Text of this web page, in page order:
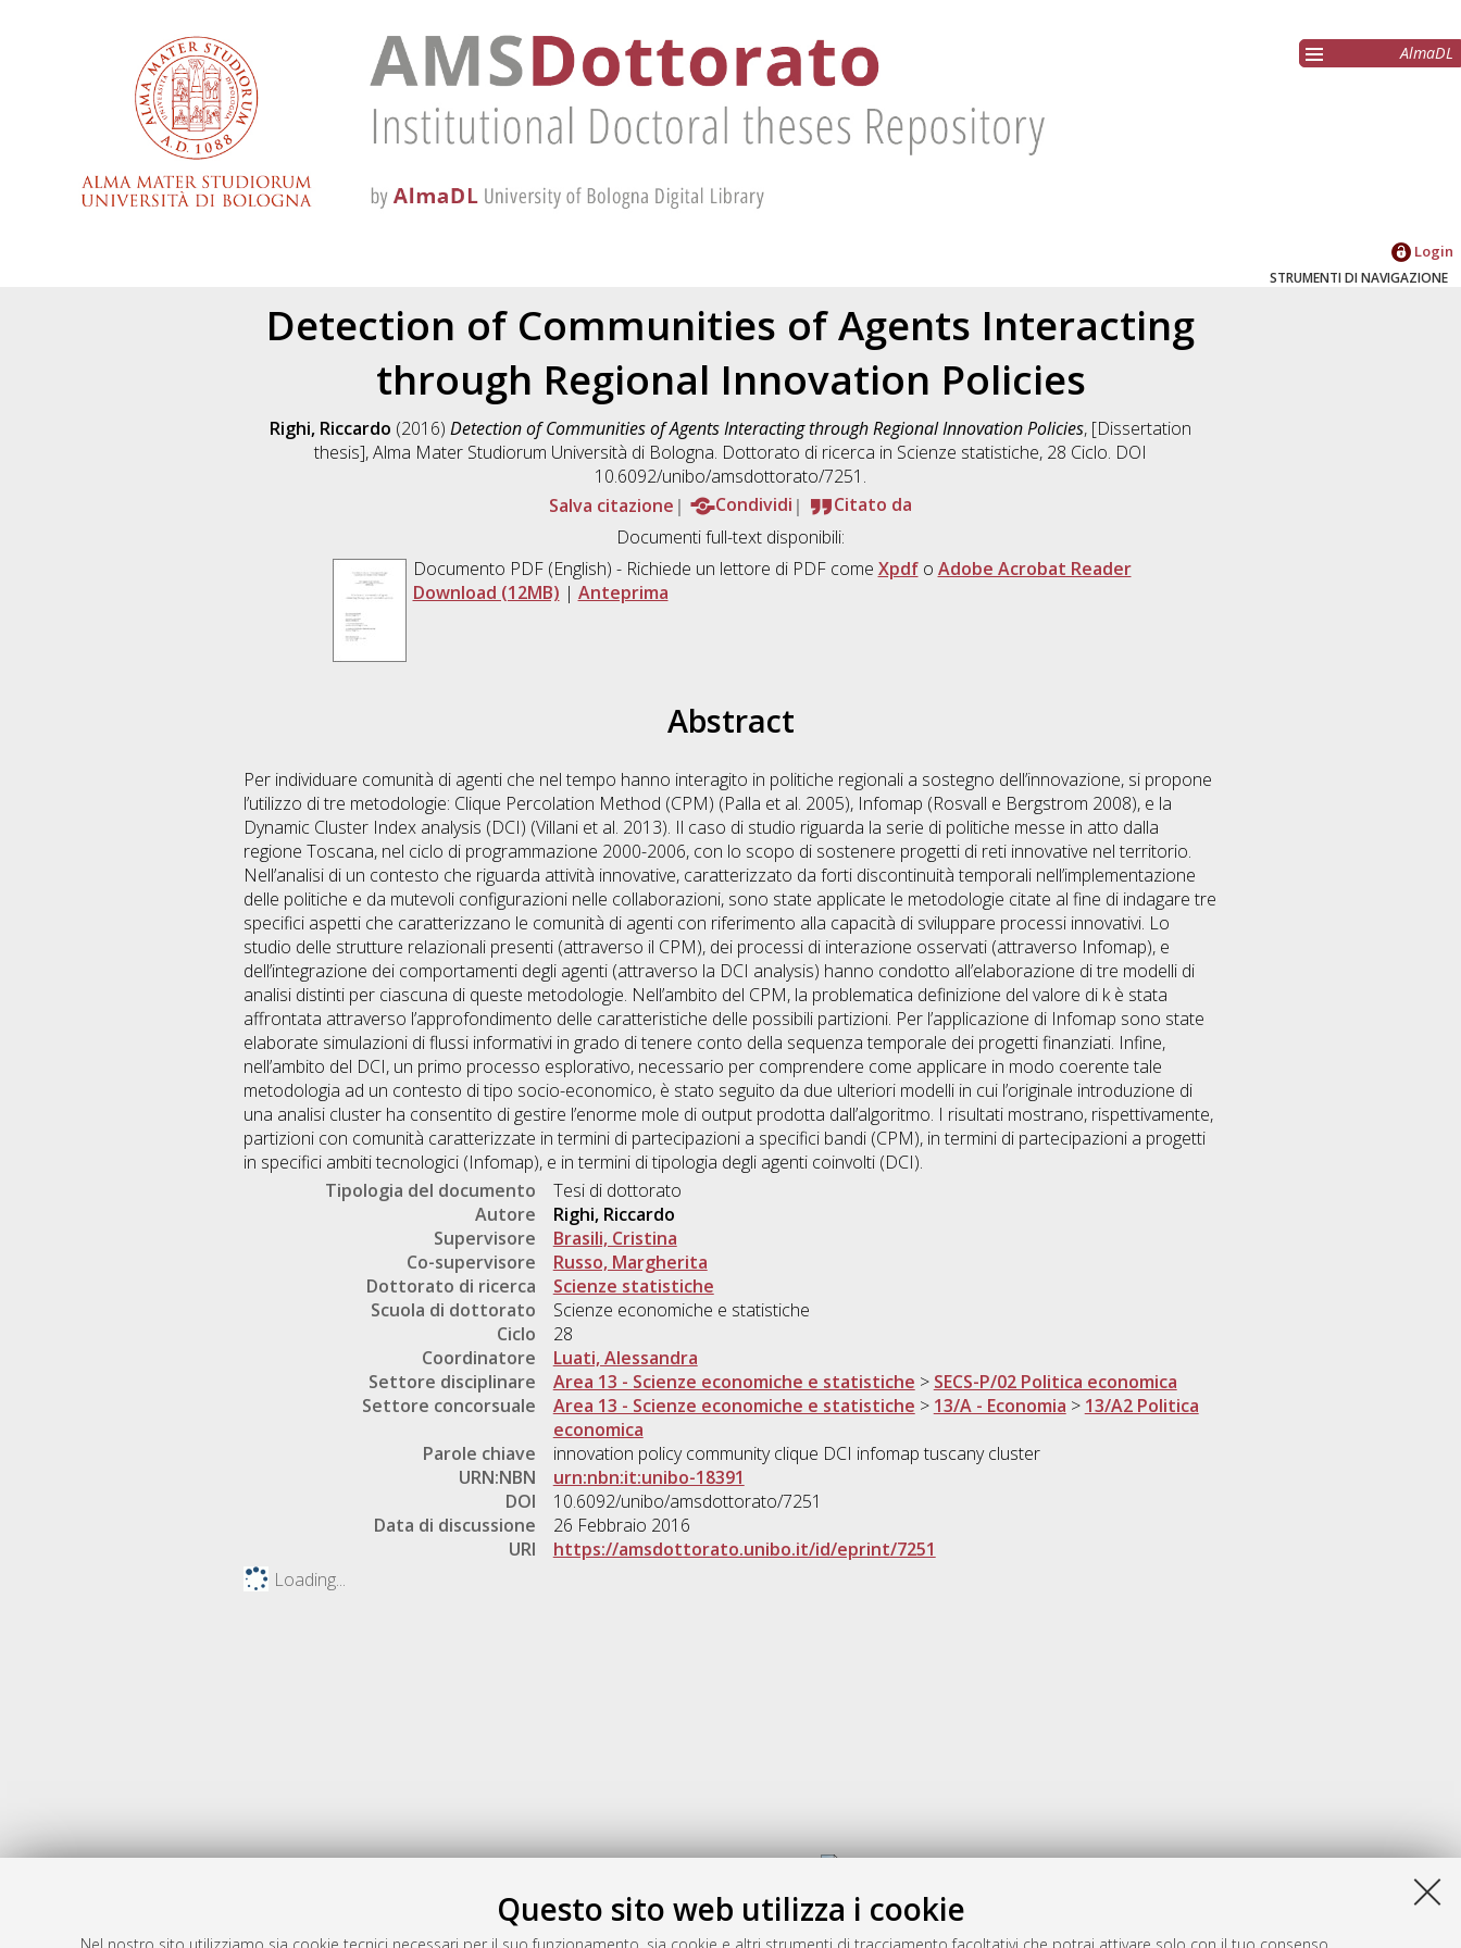
Questo sito web utilizza i cookie
AlmaDL
Login
STRUMENTI DI NAVIGAZIONE
Detection of Communities of Agents Interacting
through Regional Innovation Policies
Righi, Riccardo (2016) Detection of Communities of Agents Interacting through Regional Innovation Policies, [Dissertation
thesis], Alma Mater Studiorum Università di Bologna. Dottorato di ricerca in Scienze statistiche, 28 Ciclo. DOI
10.6092/unibo/amsdottorato/7251.
Salva citazione
Condividi
Citato da
Documenti full-text disponibili:
Documento PDF(English) - Richiede un lettore di PDF come Xpdfo Adobe Acrobat Reader
Download (12MB) | Anteprima
Abstract
Per individuare comunità di agenti che nel tempo hanno interagito in politiche regionali a sostegno dell’innovazione, si propone
l’utilizzo di tre metodologie: Clique Percolation Method (CPM) (Palla et al. 2005), Infomap (Rosvall e Bergstrom 2008), e la
Dynamic Cluster Index analysis (DCI) (Villani et al. 2013). Il caso di studio riguarda la serie di politiche messe in atto dalla
regione Toscana, nel ciclo di programmazione 2000-2006, con lo scopo di sostenere progetti di reti innovative nel territorio.
Nell’analisi di un contesto che riguarda attività innovative, caratterizzato da forti discontinuità temporali nell’implementazione
delle politiche e da mutevoli configurazioni nelle collaborazioni, sono state applicate le metodologie citate al fine di indagare tre
specifici aspetti che caratterizzano le comunità di agenti con riferimento alla capacità di sviluppare processi innovativi. Lo
studio delle strutture relazionali presenti (attraverso il CPM), dei processi di interazione osservati (attraverso Infomap), e
dell’integrazione dei comportamenti degli agenti (attraverso la DCI analysis) hanno condotto all’elaborazione di tre modelli di
analisi distinti per ciascuna di queste metodologie. Nell’ambito del CPM, la problematica definizione del valore di k è stata
affrontata attraverso l’approfondimento delle caratteristiche delle possibili partizioni. Per l’applicazione di Infomap sono state
elaborate simulazioni di flussi informativi in grado di tenere conto della sequenza temporale dei progetti finanziati. Infine,
nell’ambito del DCI, un primo processo esplorativo, necessario per comprendere come applicare in modo coerente tale
metodologia ad un contesto di tipo socio-economico, è stato seguito da due ulteriori modelli in cui l’originale introduzione di
una analisi cluster ha consentito di gestire l’enorme mole di output prodotta dall’algoritmo. I risultati mostrano, rispettivamente,
partizioni con comunità caratterizzate in termini di partecipazioni a specifici bandi (CPM), in termini di partecipazioni a progetti
in specifici ambiti tecnologici (Infomap), e in termini di tipologia degli agenti coinvolti (DCI).
Tipologia del documento
Tesi di dottorato
Autore
Righi, Riccardo
Supervisore
Brasili, Cristina
Co-supervisore
Russo, Margherita
Dottorato di ricerca
Scienze statistiche
Scuola di dottorato
Scienze economiche e statistiche
Ciclo
28
Coordinatore
Luati, Alessandra
Settore disciplinare
Area 13 - Scienze economiche e statistiche > SECS-P/02 Politica economica
Settore concorsuale
Area 13 - Scienze economiche e statistiche > 13/A - Economia > 13/A2 Politica
economica
Parole chiave
innovation policy community clique DCI infomap tuscany cluster
URN:NBN
urn:nbn:it:unibo-18391
DOI
10.6092/unibo/amsdottorato/7251
Data di discussione
26 Febbraio 2016
URI
https://amsdottorato.unibo.it/id/eprint/7251
Loading...